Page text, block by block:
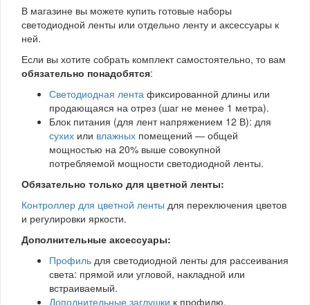
В магазине вы можете купить готовые наборы
светодиодной ленты или отдельно ленту и аксессуары к
ней.
Если вы хотите собрать комплект самостоятельно, то вам
обязательно понадобятся:
Светодиодная лента фиксированной длины или
продающаяся на отрез (шаг не менее 1 метра).
Блок питания (для лент напряжением 12 В): для
сухих или влажных помещений — общей
мощностью на 20% выше совокупной
потребляемой мощности светодиодной ленты.
Обязательно только для цветной ленты:
Контроллер для цветной ленты для переключения цветов
и регулировки яркости.
Дополнительные аксессуары:
Профиль для светодиодной ленты для рассеивания
света: прямой или угловой, накладной или
встраиваемый.
Дополнительные заглушки к профилю.